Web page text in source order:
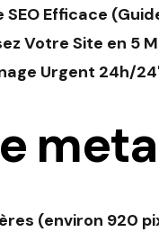
Efficace
Votre Site en 5
Urgent 24h/
(environ 920